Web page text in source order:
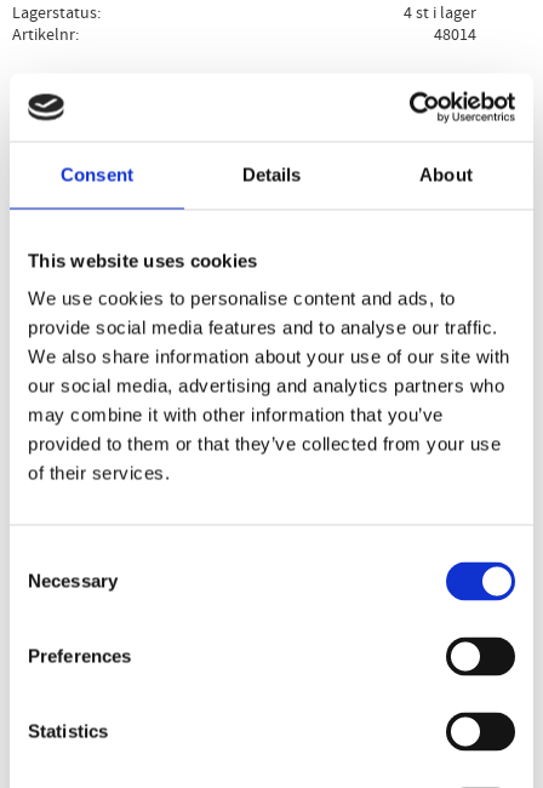
Consent Details About
This website uses cookies
We use cookies to personalise content and ads, to
provide social media features and to analyse our traffic.
We also share information about your use of our site with
our social media, advertising and analytics partners who
may combine it with other information that you’ve
provided to them or that they’ve collected from your use
of their services.
Selection
Necessary
Preferences
Statistics
Lagerstatus
4 st i lager
Artikelnr
48014
Ge ett omdöme!
Beskrivning Specifikation Användning
Zwicky Hirsflingor är hela hirskorn som pressas till flingor.
som bibehåller näringsämnena i hirset.
Dela med dig
FacebookTwitterLinkedInPinterest